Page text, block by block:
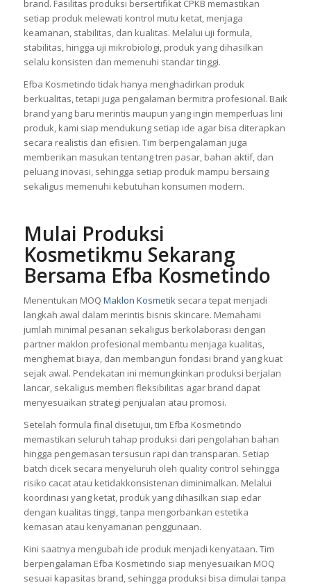
brand. Fasilitas produksi bersertifikat CPKB memastikan
setiap produk melewati kontrol mutu ketat, menjaga
keamanan, stabilitas, dan kualitas. Melalui uji formula,
stabilitas, hingga uji mikrobiologi, produk yang dihasilkan
selalu konsisten dan memenuhi standar tinggi.
Efba Kosmetindo tidak hanya menghadirkan produk
berkualitas, tetapi juga pengalaman bermitra profesional. Baik
brand yang baru merintis maupun yang ingin memperluas lini
produk, kami siap mendukung setiap ide agar bisa diterapkan
secara realistis dan efisien. Tim berpengalaman juga
memberikan masukan tentang tren pasar, bahan aktif, dan
peluang inovasi, sehingga setiap produk mampu bersaing
sekaligus memenuhi kebutuhan konsumen modern.
Mulai Produksi
Kosmetikmu Sekarang
Bersama Efba Kosmetindo
Menentukan MOQ Maklon Kosmetik secara tepat menjadi
langkah awal dalam merintis bisnis skincare. Memahami
jumlah minimal pesanan sekaligus berkolaborasi dengan
partner maklon profesional membantu menjaga kualitas,
menghemat biaya, dan membangun fondasi brand yang kuat
sejak awal. Pendekatan ini memungkinkan produksi berjalan
lancar, sekaligus memberi fleksibilitas agar brand dapat
menyesuaikan strategi penjualan atau promosi.
Setelah formula final disetujui, tim Efba Kosmetindo
memastikan seluruh tahap produksi dari pengolahan bahan
hingga pengemasan tersusun rapi dan transparan. Setiap
batch dicek secara menyeluruh oleh quality control sehingga
risiko cacat atau ketidakkonsistenan diminimalkan. Melalui
koordinasi yang ketat, produk yang dihasilkan siap edar
dengan kualitas tinggi, tanpa mengorbankan estetika
kemasan atau kenyamanan penggunaan.
Kini saatnya mengubah ide produk menjadi kenyataan. Tim
berpengalaman Efba Kosmetindo siap menyesuaikan MOQ
sesuai kapasitas brand, sehingga produksi bisa dimulai tanpa